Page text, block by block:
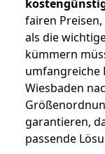
fairen
als die
kümmern
umfangreiche
Wiesbaden
garantieren,
passende